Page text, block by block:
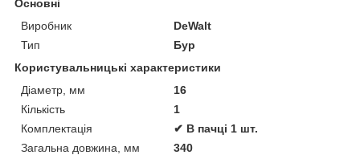
Основні
Виробник
DeWalt
Тип
Бур
Користувальницькі характеристики
Діаметр, мм
16
Кількість
1
Комплектація
✔ В пачці 1 шт.
Загальна довжина, мм
340